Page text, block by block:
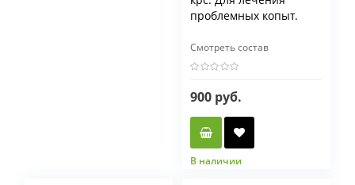
проблемных копыт.
Смотреть состав
900 руб.
В наличии